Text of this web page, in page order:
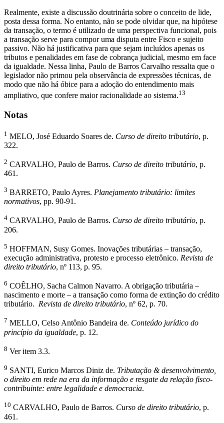
Realmente, existe a discussão doutrinária sobre o conceito de lide,
posta dessa forma. No entanto, não se pode olvidar que, na hipótese
da transação, o termo é utilizado de uma perspectiva funcional, pois
a transação serve para compor uma disputa entre Fisco e sujeito
passivo. Não há justificativa para que sejam incluídos apenas os
tributos e penalidades em fase de cobrança judicial, mesmo em face
da igualdade. Nessa linha, Paulo de Barros Carvalho ressalta que o
legislador não primou pela observância de expressões técnicas, de
modo que não há óbice para a adoção do entendimento mais
ampliativo, que confere maior racionalidade ao sistema.13
Notas
1 MELO, José Eduardo Soares de. Curso de direito tributário, p.
322.
2 CARVALHO, Paulo de Barros. Curso de direito tributário, p.
461.
3 BARRETO, Paulo Ayres. Planejamento tributário: limites
normativos, pp. 90-91.
4 CARVALHO, Paulo de Barros. Curso de direito tributário, p.
206.
5 HOFFMAN, Susy Gomes. Inovações tributárias – transação,
execução administrativa, protesto e processo eletrônico. Revista de
direito tributário, nº 113, p. 95.
6 COÊLHO, Sacha Calmon Navarro. A obrigação tributária –
nascimento e morte – a transação como forma de extinção do crédito
tributário. Revista de direito tributário, nº 62, p. 70.
7 MELLO, Celso Antônio Bandeira de. Conteúdo jurídico do
princípio da igualdade, p. 12.
8 Ver item 3.3.
9 SANTI, Eurico Marcos Diniz de. Tributação & desenvolvimento,
o direito em rede na era da informação e resgate da relação fisco-
contribuinte: entre legalidade e democracia.
10 CARVALHO, Paulo de Barros. Curso de direito tributário, p.
461.